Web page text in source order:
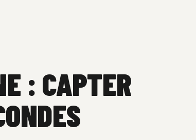
: CAPTER